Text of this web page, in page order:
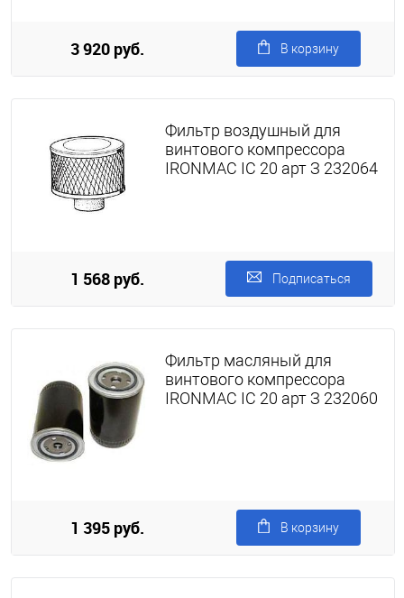
3 920 руб. В корзину
Фильтр воздушный для
винтового компрессора
IRONMAC IC 20 арт З 232064
1 568 руб. Подписаться
Фильтр масляный для
винтового компрессора
IRONMAC IC 20 арт З 232060
1 395 руб. В корзину